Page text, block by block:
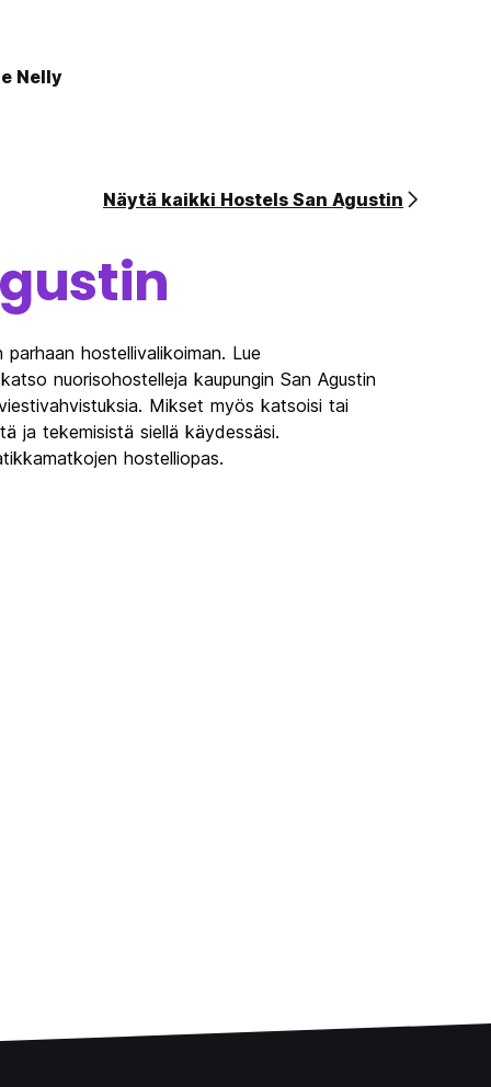
Nelly
Näytä kaikki Hostels San Agustin
hostellivalikoiman. Lue
nuorisohostelleja kaupungin San Agustin
Mikset myös katsoisi tai
ja tekemisistä siellä käydessäsi.
hostelliopas.